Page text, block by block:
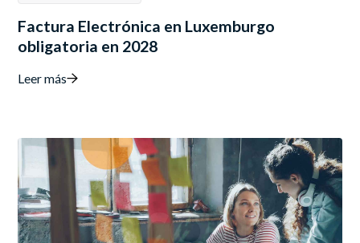
Factura Electrónica en Luxemburgo
obligatoria en 2028
Leer más